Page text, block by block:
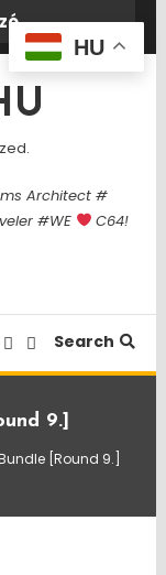
Architect #
#WE
C64!
Search
9.]
[Round 9.]
HU